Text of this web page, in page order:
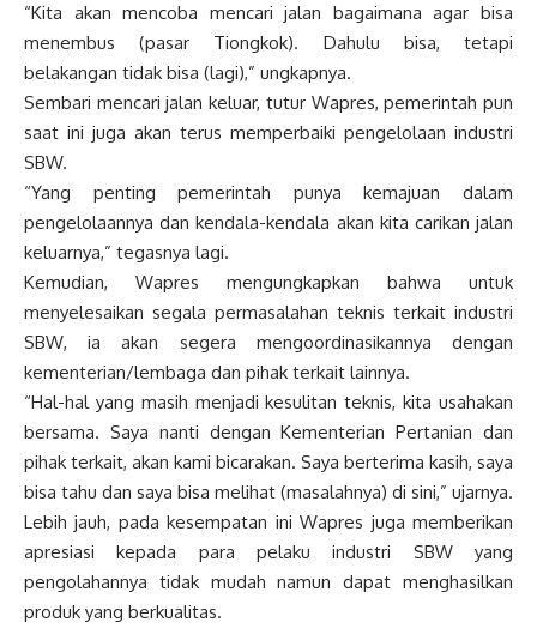
“Kita akan mencoba mencari jalan bagaimana agar bisa
menembus (pasar Tiongkok). Dahulu bisa, tetapi
belakangan tidak bisa (lagi),” ungkapnya.
Sembari mencari jalan keluar, tutur Wapres, pemerintah pun
saat ini juga akan terus memperbaiki pengelolaan industri
SBW.
“Yang penting pemerintah punya kemajuan dalam
pengelolaannya dan kendala-kendala akan kita carikan jalan
keluarnya,” tegasnya lagi.
Kemudian, Wapres mengungkapkan bahwa untuk
menyelesaikan segala permasalahan teknis terkait industri
SBW, ia akan segera mengoordinasikannya dengan
kementerian/lembaga dan pihak terkait lainnya.
“Hal-hal yang masih menjadi kesulitan teknis, kita usahakan
bersama. Saya nanti dengan Kementerian Pertanian dan
pihak terkait, akan kami bicarakan. Saya berterima kasih, saya
bisa tahu dan saya bisa melihat (masalahnya) di sini,” ujarnya.
Lebih jauh, pada kesempatan ini Wapres juga memberikan
apresiasi kepada para pelaku industri SBW yang
pengolahannya tidak mudah namun dapat menghasilkan
produk yang berkualitas.